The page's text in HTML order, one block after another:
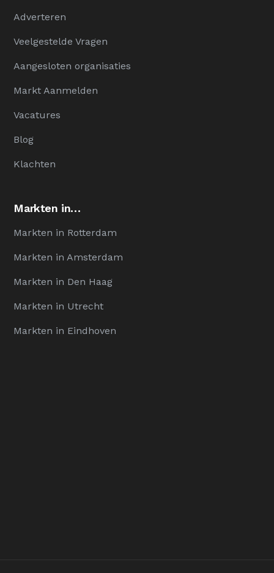
Adverteren
Veelgestelde Vragen
Aangesloten organisaties
Markt Aanmelden
Vacatures
Blog
Klachten
Markten in…
Markten in Rotterdam
Markten in Amsterdam
Markten in Den Haag
Markten in Utrecht
Markten in Eindhoven